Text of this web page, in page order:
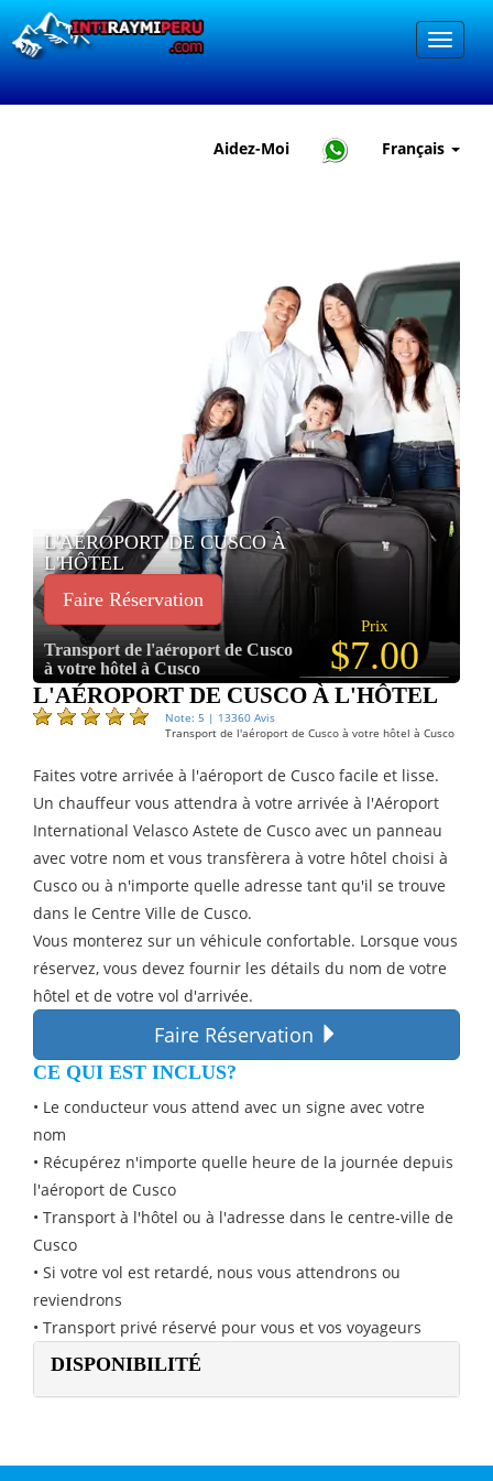
Aidez-Moi Français
L'AÉROPORT DE CUSCO À
L'HÔTEL
Faire Réservation
Transport de l'aéroport de Cusco
à votre hôtel à Cusco
Prix
$7.00
L'AÉROPORT DE CUSCO À L'HÔTEL
Note: 5 | 13360 Avis
Transport de l'aéroport de Cusco à votre hôtel à Cusco
Faites votre arrivée à l'aéroport de Cusco facile et lisse.
Un chauffeur vous attendra à votre arrivée à l'Aéroport
International Velasco Astete de Cusco avec un panneau
avec votre nom et vous transfèrera à votre hôtel choisi à
Cusco ou à n'importe quelle adresse tant qu'il se trouve
dans le Centre Ville de Cusco.
Vous monterez sur un véhicule confortable. Lorsque vous
réservez, vous devez fournir les détails du nom de votre
hôtel et de votre vol d'arrivée.
Faire Réservation
CE QUI EST INCLUS?
• Le conducteur vous attend avec un signe avec votre
nom
• Récupérez n'importe quelle heure de la journée depuis
l'aéroport de Cusco
• Transport à l'hôtel ou à l'adresse dans le centre-ville de
Cusco
• Si votre vol est retardé, nous vous attendrons ou
reviendrons
• Transport privé réservé pour vous et vos voyageurs
DISPONIBILITÉ